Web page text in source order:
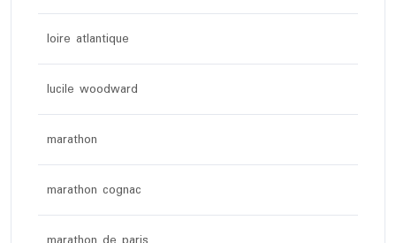
loire atlantique
lucile woodward
marathon
marathon cognac